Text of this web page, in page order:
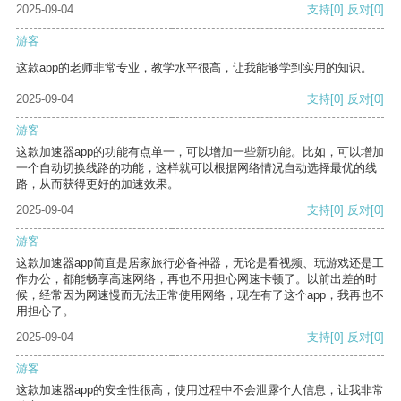
2025-09-04 支持[0] 反对[0]
游客
这款app的老师非常专业，教学水平很高，让我能够学到实用的知识。
2025-09-04 支持[0] 反对[0]
游客
这款加速器app的功能有点单一，可以增加一些新功能。比如，可以增加
一个自动切换线路的功能，这样就可以根据网络情况自动选择最优的线
路，从而获得更好的加速效果。
2025-09-04
支持[0] 反对[0]
游客
这款加速器app简直是居家旅行必备神器，无论是看视频、玩游戏还是工
作办公，都能畅享高速网络，再也不用担心网速卡顿了。以前出差的时
候，经常因为网速慢而无法正常使用网络，现在有了这个app，我再也不
用担心了。
2025-09-04
支持[0] 反对[0]
游客
这款加速器app的安全性很高，使用过程中不会泄露个人信息，让我非常